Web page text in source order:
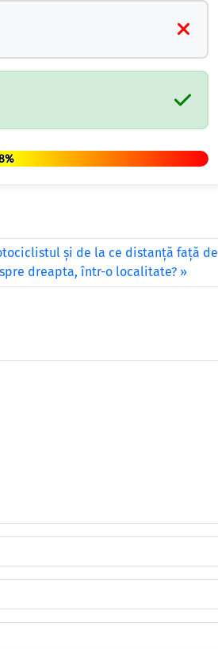
şi de la ce distanţă faţă de
dreapta, într-o localitate?